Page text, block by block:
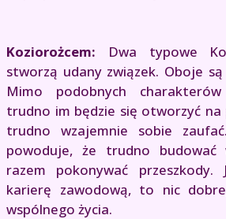
Koziorożcem: Dwa typowe
stworzą udany związek. Oboje
Mimo podobnych
trudno im będzie się otworzyć
trudno wzajemnie sobie
powoduje, że trudno budować
razem pokonywać
karierę zawodową, to nic
wspólnego życia.